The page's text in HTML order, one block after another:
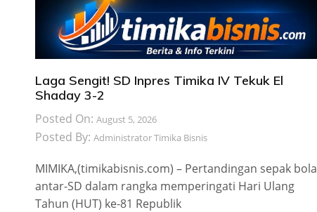
Laga Sengit! SD Inpres Timika IV Tekuk El
Shaday 3-2
Posted On: August 5, 2026
Posted By: Administrator Timika Bisnis
MIMIKA,(timikabisnis.com) – Pertandingan sepak bola
antar-SD dalam rangka memperingati Hari Ulang
Tahun (HUT) ke-81 Republik